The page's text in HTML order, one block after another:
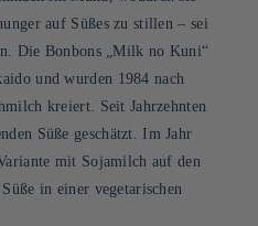
auf Süßes zu stillen – sei
Die Bonbons „Milk no Kuni“
und wurden 1984 nach
kreiert. Seit Jahrzehnten
Süße geschätzt. Im Jahr
mit Sojamilch auf den
in einer vegetarischen